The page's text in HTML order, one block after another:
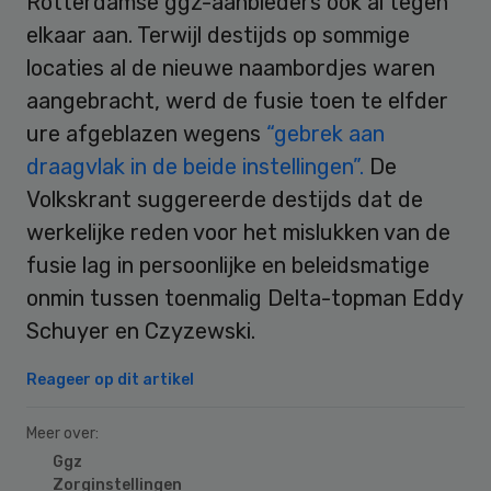
elkaar aan. Terwijl destijds op sommige
locaties al de nieuwe naambordjes waren
aangebracht, werd de fusie toen te elfder
ure afgeblazen wegens “gebrek aan
draagvlak in de beide instellingen”. De
Volkskrant suggereerde destijds dat de
werkelijke reden voor het mislukken van de
fusie lag in persoonlijke en beleidsmatige
onmin tussen toenmalig Delta-topman Eddy
Schuyer en Czyzewski.
Reageer op dit artikel
Meer over:
Ggz
Zorginstellingen